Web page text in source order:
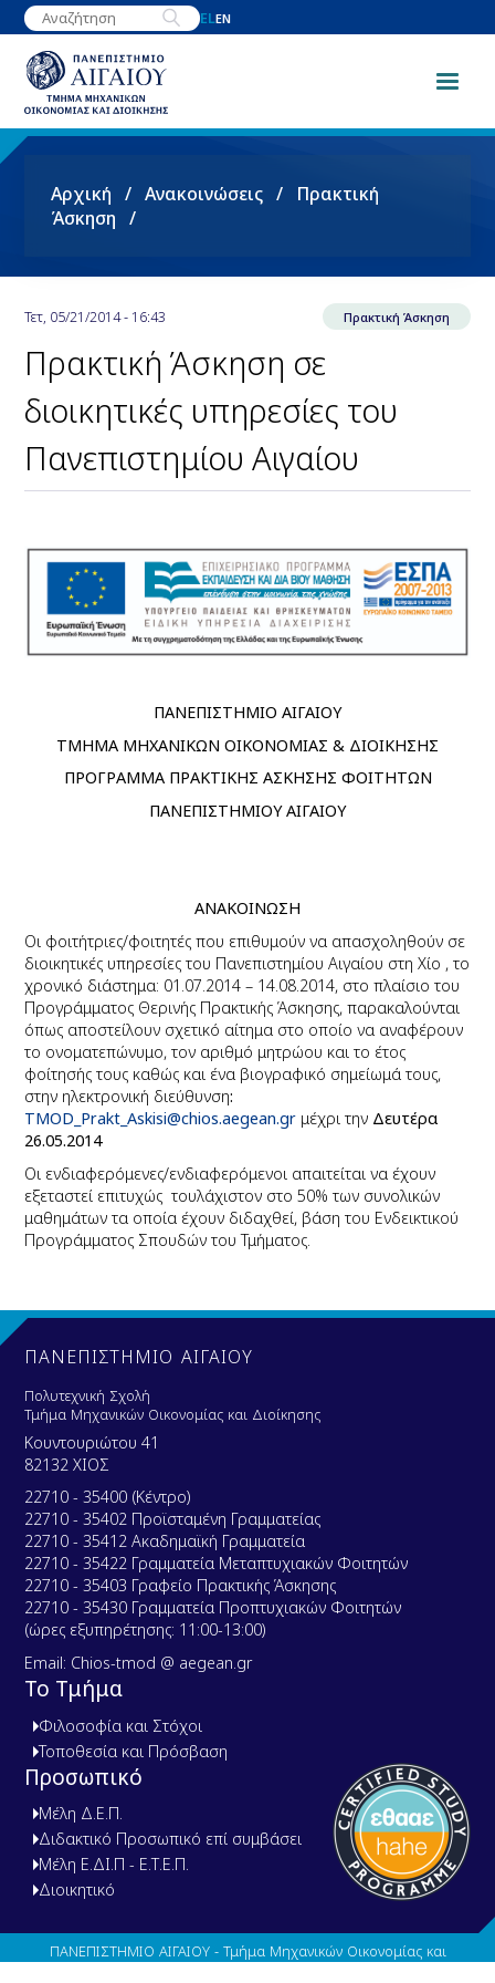
Παράκαμψη
προς
κυρίως
περιεχόμενο
ELEN
Breadcrumb
Αρχική Ανακοινώσεις
Πρακτική
Άσκηση
Τετ, 05/21/2014 - 16:43 Πρακτική Άσκηση
Πρακτική Άσκηση σε
διοικητικές υπηρεσίες του
Πανεπιστημίου Αιγαίου
ΠΑΝΕΠΙΣΤΗΜΙΟ ΑΙΓΑΙΟΥ
ΤΜΗΜΑ ΜΗΧΑΝΙΚΩΝ ΟΙΚΟΝΟΜΙΑΣ & ΔΙΟΙΚΗΣΗΣ
ΠΡΟΓΡΑΜΜΑ ΠΡΑΚΤΙΚΗΣ ΑΣΚΗΣΗΣ ΦΟΙΤΗΤΩΝ
ΠΑΝΕΠΙΣΤΗΜΙΟΥ ΑΙΓΑΙΟΥ
ΑΝΑΚΟΙΝΩΣΗ
Οι φοιτήτριες/φοιτητές που επιθυμούν να απασχοληθούν σε
διοικητικές υπηρεσίες του Πανεπιστημίου Αιγαίου στη Χίο , το
χρονικό διάστημα: 01.07.2014 – 14.08.2014, στο πλαίσιο του
Προγράμματος Θερινής Πρακτικής Άσκησης, παρακαλούνται
όπως αποστείλουν σχετικό αίτημα στο οποίο να αναφέρουν
το ονοματεπώνυμο, τον αριθμό μητρώου και το έτος
φοίτησής τους καθώς και ένα βιογραφικό σημείωμά τους,
στην ηλεκτρονική διεύθυνση:
TMOD Prakt _Askisi@chios.aegean.gr μέχρι την Δευτέρα
26.05.2014
Οι ενδιαφερόμενες/ενδιαφερόμενοι απαιτείται να έχουν
εξεταστεί επιτυχώς τουλάχιστον στο 50% των συνολικών
μαθημάτων τα οποία έχουν διδαχθεί, βάση του Ενδεικτικού
Προγράμματος Σπουδών του Τμήματος.
ΠΑΝΕΠΙΣΤΗΜΙΟ ΑΙΓΑΙΟΥ
Πολυτεχνική Σχολή
Τμήμα Μηχανικών Οικονομίας και Διοίκησης
Κουντουριώτου 41
82132 ΧΙΟΣ
22710 - 35400 (Κέντρο)
22710 - 35402 Προϊσταμένη Γραμματείας
22710 - 35412 Ακαδημαϊκή Γραμματεία
22710 - 35422 Γραμματεία Μεταπτυχιακών Φοιτητών
22710 - 35403 Γραφείο Πρακτικής Άσκησης
22710 - 35430 Γραμματεία Προπτυχιακών Φοιτητών
(ώρες εξυπηρέτησης: 11:00-13:00)
Email: Chios-tmod @ aegean.gr
Το Τμήμα
Φιλοσοφία και Στόχοι
Τοποθεσία και Πρόσβαση
Προσωπικό
Μέλη Δ.Ε.Π.
Διδακτικό Προσωπικό επί συμβάσει
Μέλη Ε.ΔΙ.Π - Ε.Τ.Ε.Π.
Διοικητικό
ΠΑΝΕΠΙΣΤΗΜΙΟ ΑΙΓΑΙΟΥ - Τμήμα Μηχανικών Οικονομίας και